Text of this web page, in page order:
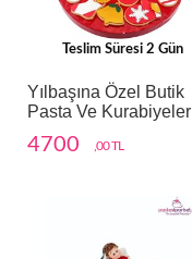
Teslim Süresi 2 Gün
Yılbaşına Özel Butik
Pasta Ve Kurabiyeler
4700 ,00 TL